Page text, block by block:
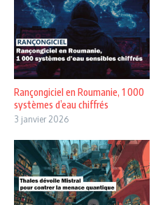
Rançongiciel en Roumanie, 1 000
systèmes d’eau chiffrés
3 janvier 2026